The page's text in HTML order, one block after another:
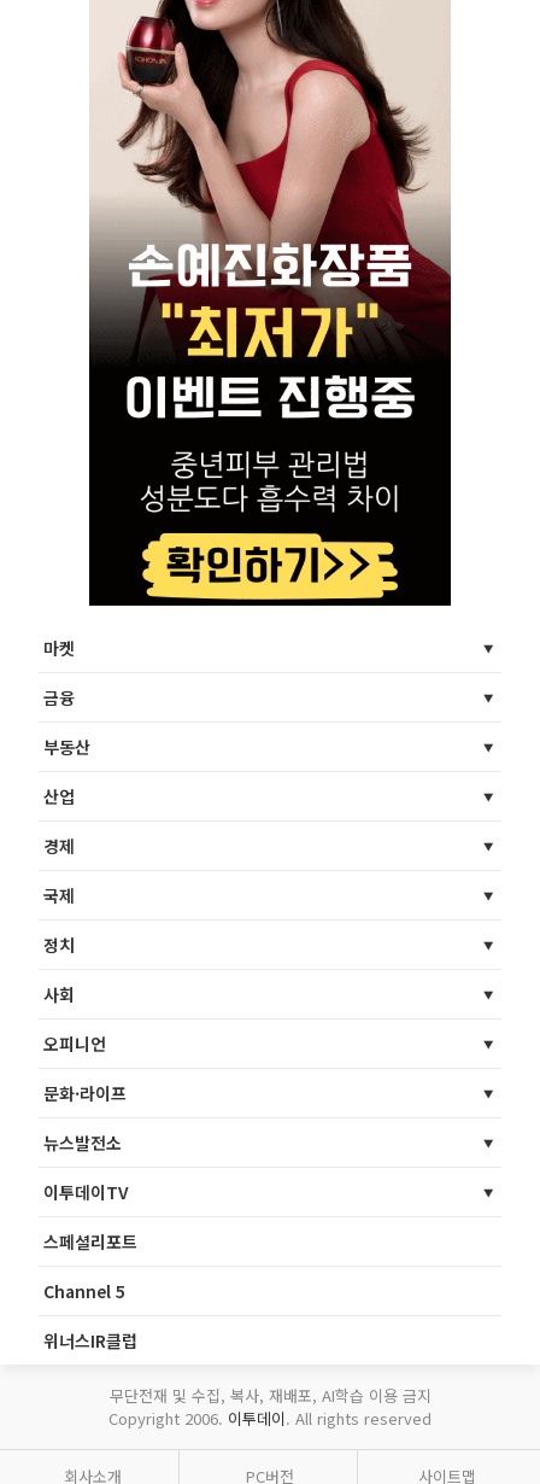
마켓
금융
부동산
산업
경제
국제
정치
사회
오피니언
문화·라이프
뉴스발전소
이투데이TV
스페셜리포트
Channel 5
위너스IR클럽
무단전재 및 수집, 복사, 재배포, AI학습 이용 금지
Copyright 2006. 이투데이. All rights reserved
회사소개 PC버전 사이트맵